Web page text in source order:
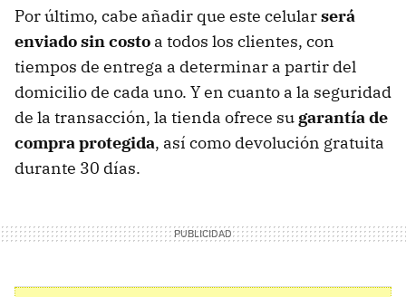
Por último, cabe añadir que este celularserá
enviado sin costo a todos los clientes, con
tiempos de entrega a determinar a partir del
domicilio de cada uno. Y en cuanto a la seguridad
de la transacción, la tienda ofrece su garantía de
compra protegida, así como devolución gratuita
durante 30 días.